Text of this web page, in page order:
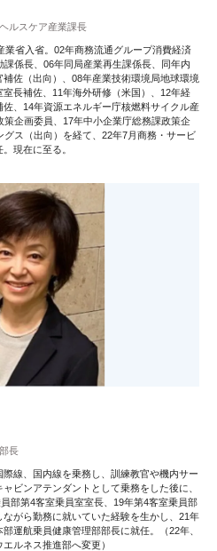
ルスケア産業課長
業省入省。02年商務流通グループ消費経済
係長、06年同局産業再生課係長、同年内
佐（出向）、08年産業技術環境局地球環境
長補佐、11年海外研修（米国）、12年経
、14年資源エネルギー庁核燃料サイクル産
企画委員、17年中小企業庁総務課政策企
ス（出向）を経て、22年7月商務・サービ
現在に至る。
長
線、国内線を乗務し、訓練教官や機内サー
ビンアテンダントとして乗務をした後に、
部第4客室乗員室室長、19年第4客室乗員部
がら勤務に就いていた経験を生かし、21年
航乗員健康管理部部長に就任。（22年、
ルネス推進部へ変更）